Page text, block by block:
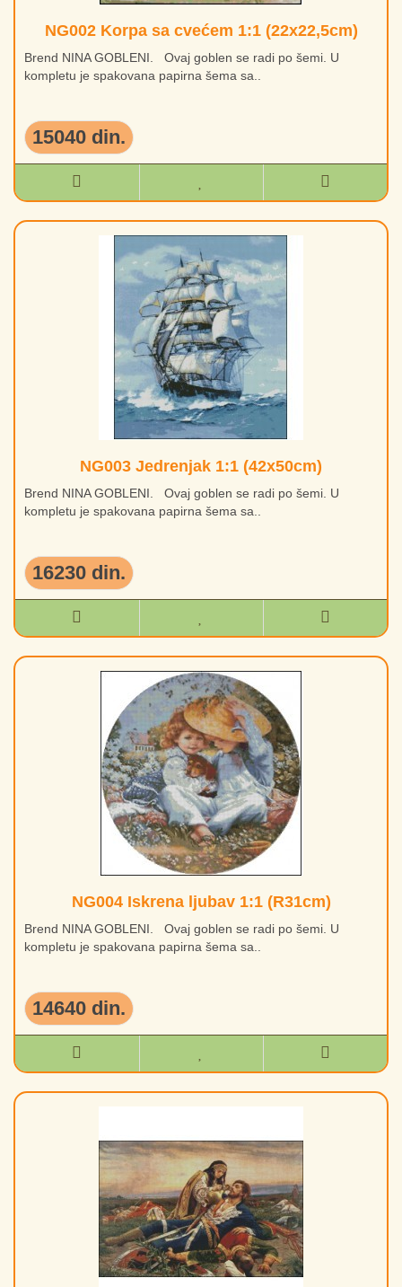
NG002 Korpa sa cvećem 1:1 (22x22,5cm)
Brend NINA GOBLENI. Ovaj goblen se radi po šemi. U
kompletu je spakovana papirna šema sa..
15040 din.
NG003 Jedrenjak 1:1 (42x50cm)
Brend NINA GOBLENI. Ovaj goblen se radi po šemi. U
kompletu je spakovana papirna šema sa..
16230 din.
NG004 Iskrena ljubav 1:1 (R31cm)
Brend NINA GOBLENI. Ovaj goblen se radi po šemi. U
kompletu je spakovana papirna šema sa..
14640 din.